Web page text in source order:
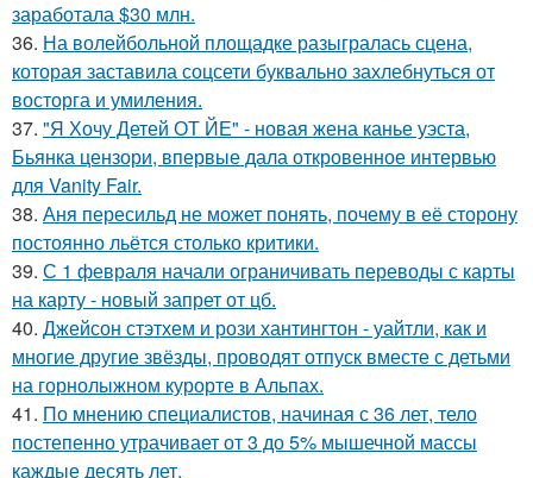
заработала $30 млн.
36. На волейбольной площадке разыгралась сцена,
которая заставила соцсети буквально захлебнуться от
восторга и умиления.
37. "Я Хочу Детей ОТ ЙЕ" - новая жена канье уэста,
Бьянка цензори, впервые дала откровенное интервью
для Vanity Fair.
38. Аня пересильд не может понять, почему в её сторону
постоянно льётся столько критики.
39. С 1 февраля начали ограничивать переводы с карты
на карту - новый запрет от цб.
40. Джейсон стэтхем и рози хантингтон - уайтли, как и
многие другие звёзды, проводят отпуск вместе с детьми
на горнолыжном курорте в Альпах.
41. По мнению специалистов, начиная с 36 лет, тело
постепенно утрачивает от 3 до 5% мышечной массы
каждые десять лет.